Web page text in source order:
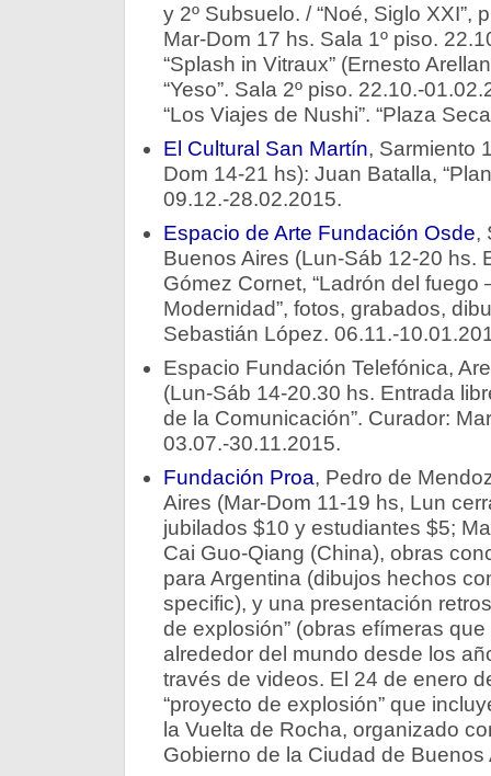
y 2º Subsuelo. / “Noé, Siglo XXI”,
Mar-Dom 17 hs. Sala 1º piso.
“Splash in Vitraux” (Ernesto
“Yeso”. Sala 2º piso. 22.10.-
“Los Viajes de Nushi”. “Plaza
El Cultural San Martín, Sarmiento
Dom 14-21 hs): Juan Batalla,
09.12.-28.02.2015.
Espacio de Arte Fundación Osde,
Buenos Aires (Lun-Sáb 12-20 hs.
Gómez Cornet, “Ladrón del fuego
Modernidad”, fotos, grabados,
Sebastián López. 06.11.-
Espacio Fundación Telefónica,
(Lun-Sáb 14-20.30 hs. Entrada
de la Comunicación”. Curador:
03.07.-30.11.2015.
Fundación Proa, Pedro de
Aires (Mar-Dom 11-19 hs, Lun
jubilados $10 y estudiantes $5;
Cai Guo-Qiang (China), obras
para Argentina (dibujos hechos
specific), y una presentación
de explosión” (obras efímeras
alrededor del mundo desde los
través de videos. El 24 de enero
“proyecto de explosión” que
la Vuelta de Rocha, organizado
Gobierno de la Ciudad de